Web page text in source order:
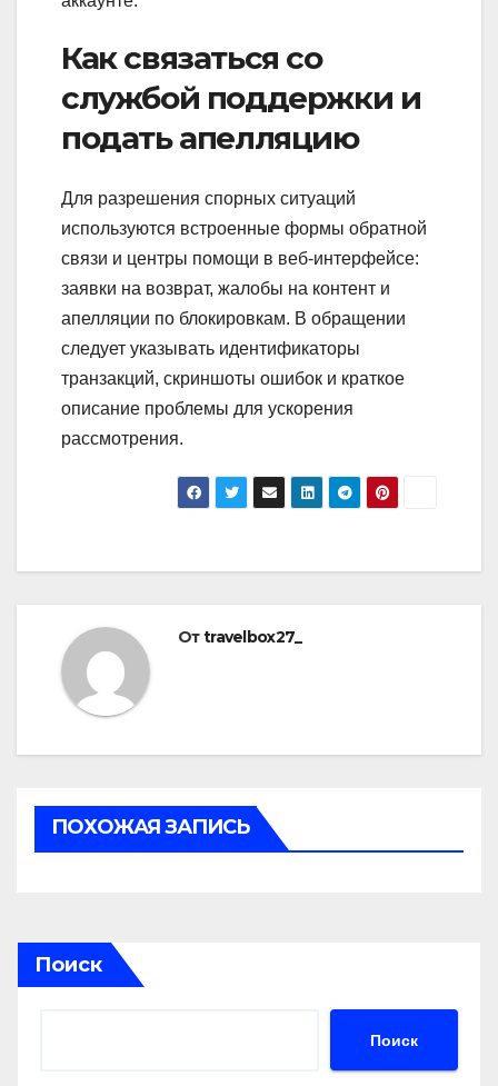
Как связаться со
службой поддержки и
подать апелляцию
Для разрешения спорных ситуаций
используются встроенные формы обратной
связи и центры помощи в веб‑интерфейсе:
заявки на возврат, жалобы на контент и
апелляции по блокировкам. В обращении
следует указывать идентификаторы
транзакций, скриншоты ошибок и краткое
описание проблемы для ускорения
рассмотрения.
Отtravelbox27_
ПОХОЖАЯ ЗАПИСЬ
Поиск
Поиск